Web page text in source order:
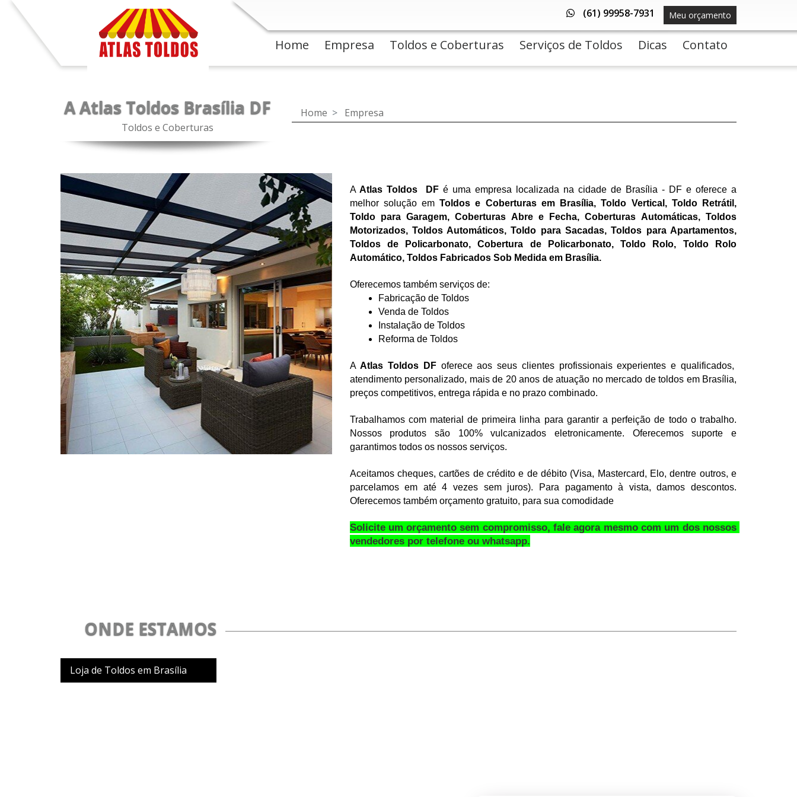
(61) 99958-7931 Meu orçamento
Home
(current)
Empresa
(current)
Toldos e Coberturas
(current)
Serviços de Toldos
(current)
Dicas
(current)
Contato
(current)
A Atlas Toldos Brasília DF
Toldos e Coberturas
Home Empresa
A Atlas Toldos  DF é uma empresa localizada na cidade de Brasília - DF e oferece a
melhor solução em Toldos e Coberturas em Brasília, Toldo Vertical, Toldo Retrátil,
Toldo para Garagem, Coberturas Abre e Fecha, Coberturas Automáticas, Toldos
Motorizados, Toldos Automáticos, Toldo para Sacadas, Toldos para Apartamentos,
Toldos de Policarbonato, Cobertura de Policarbonato, Toldo Rolo, Toldo Rolo
Automático, Toldos Fabricados Sob Medida em Brasília.
Oferecemos também serviços de:
Fabricação de Toldos
Venda de Toldos
Instalação de Toldos
Reforma de Toldos
A Atlas Toldos DF oferece aos seus clientes profissionais experientes e qualificados,
atendimento personalizado, mais de 20 anos de atuação no mercado de toldos em Brasília,
preços competitivos, entrega rápida e no prazo combinado.
Trabalhamos com material de primeira linha para garantir a perfeição de todo o trabalho.
Nossos produtos são 100% vulcanizados eletronicamente. Oferecemos suporte e
garantimos todos os nossos serviços.
Aceitamos cheques, cartões de crédito e de débito (Visa, Mastercard, Elo, dentre outros, e
parcelamos em até 4 vezes sem juros). Para pagamento à vista, damos descontos.
Oferecemos também orçamento gratuito, para sua comodidade
Solicite um orçamento sem compromisso, fale agora mesmo com um dos nossos
vendedores por telefone ou whatsapp.
ONDE ESTAMOS
Loja de Toldos em Brasília